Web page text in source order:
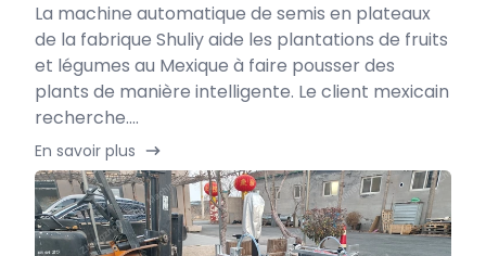
La machine automatique de semis en plateaux
de la fabrique Shuliy aide les plantations de fruits
et légumes au Mexique à faire pousser des
plants de manière intelligente. Le client mexicain
recherche....
En savoir plus